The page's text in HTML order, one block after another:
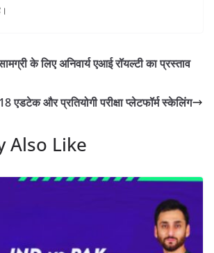
के लिए अनिवार्य एआई रॉयल्टी का प्रस्ताव
एडटेक और प्रतियोगी परीक्षा प्लेटफॉर्म स्केलिंग
Also Like